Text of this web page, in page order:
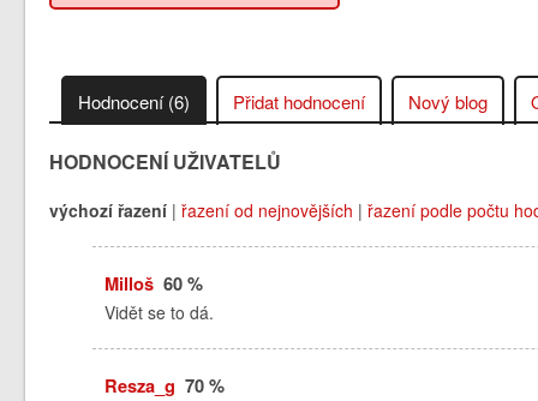
Hodnocení (6) Přidat hodnocení Nový blog
HODNOCENÍ UŽIVATELŮ
výchozí řazení |řazení od nejnovějších |řazení podle počtu
Milloš60 %
Vidět se to dá.
Resza_g 70 %